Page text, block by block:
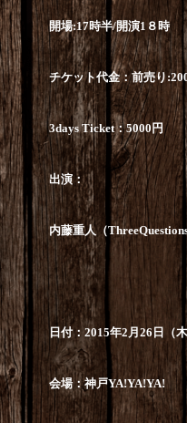
開場:17時半/開演1 ８時
チケット代金：前売り
3days Ticket：5000 円
出演：
内藤重人（
日付： 2015年2 月 26 日（
会場：神戸YA!YA!YA!